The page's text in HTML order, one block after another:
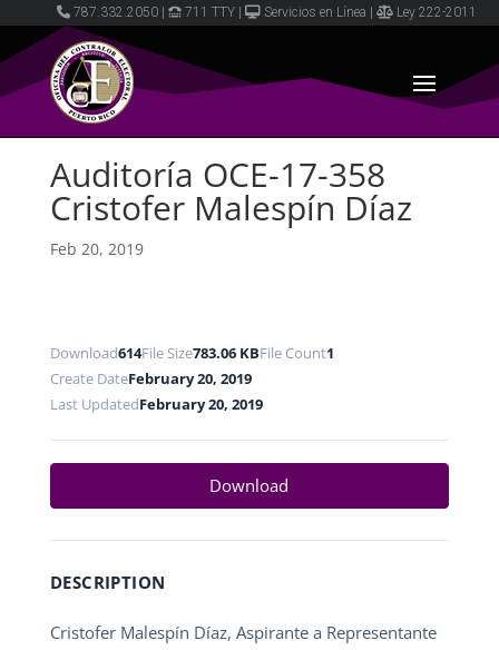
787.332.2050 711 TTY Servicios en Línea Ley 222-2011
Auditoría OCE-17-358
Cristofer Malespín Díaz
Feb 20, 2019
Download614File Size783.06 KBFile Count1
Create DateFebruary 20, 2019
Last UpdatedFebruary 20, 2019
Download
DESCRIPTION
Cristofer Malespín Díaz, Aspirante a Representante